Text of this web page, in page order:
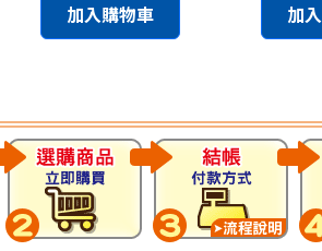
加入購物車